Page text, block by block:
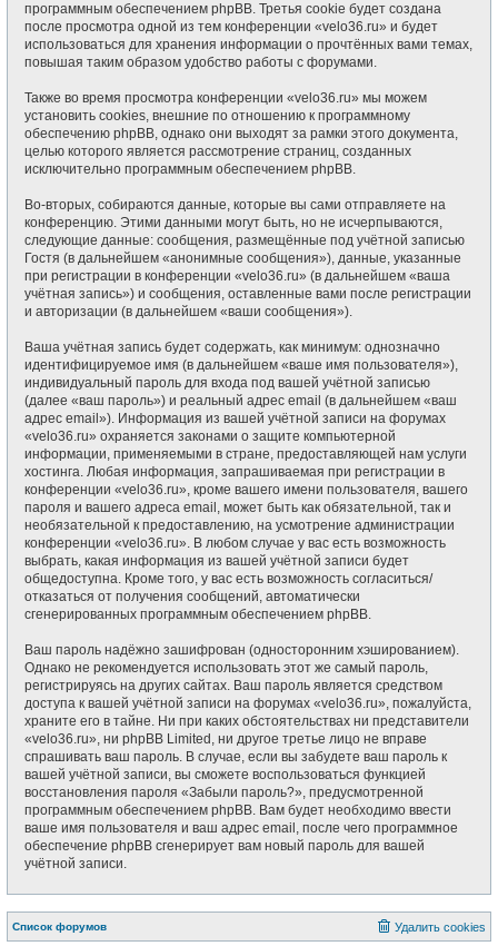
программным обеспечением phpBB. Третья cookie будет создана
после просмотра одной из тем конференции «velo36.ru» и будет
использоваться для хранения информации о прочтённых вами темах,
повышая таким образом удобство работы с форумами.
Также во время просмотра конференции «velo36.ru» мы можем
установить cookies, внешние по отношению к программному
обеспечению phpBB, однако они выходят за рамки этого документа,
целью которого является рассмотрение страниц, созданных
исключительно программным обеспечением phpBB.
Во-вторых, собираются данные, которые вы сами отправляете на
конференцию. Этими данными могут быть, но не исчерпываются,
следующие данные: сообщения, размещённые под учётной записью
Гостя (в дальнейшем «анонимные сообщения»), данные, указанные
при регистрации в конференции «velo36.ru» (в дальнейшем «ваша
учётная запись») и сообщения, оставленные вами после регистрации
и авторизации (в дальнейшем «ваши сообщения»).
Ваша учётная запись будет содержать, как минимум: однозначно
идентифицируемое имя (в дальнейшем «ваше имя пользователя»),
индивидуальный пароль для входа под вашей учётной записью
(далее «ваш пароль») и реальный адрес email (в дальнейшем «ваш
адрес email»). Информация из вашей учётной записи на форумах
«velo36.ru» охраняется законами о защите компьютерной
информации, применяемыми в стране, предоставляющей нам услуги
хостинга. Любая информация, запрашиваемая при регистрации в
конференции «velo36.ru», кроме вашего имени пользователя, вашего
пароля и вашего адреса email, может быть как обязательной, так и
необязательной к предоставлению, на усмотрение администрации
конференции «velo36.ru». В любом случае у вас есть возможность
выбрать, какая информация из вашей учётной записи будет
общедоступна. Кроме того, у вас есть возможность согласиться/
отказаться от получения сообщений, автоматически
сгенерированных программным обеспечением phpBB.
Ваш пароль надёжно зашифрован (односторонним хэшированием).
Однако не рекомендуется использовать этот же самый пароль,
регистрируясь на других сайтах. Ваш пароль является средством
доступа к вашей учётной записи на форумах «velo36.ru», пожалуйста,
храните его в тайне. Ни при каких обстоятельствах ни представители
«velo36.ru», ни phpBB Limited, ни другое третье лицо не вправе
спрашивать ваш пароль. В случае, если вы забудете ваш пароль к
вашей учётной записи, вы сможете воспользоваться функцией
восстановления пароля «Забыли пароль?», предусмотренной
программным обеспечением phpBB. Вам будет необходимо ввести
ваше имя пользователя и ваш адрес email, после чего программное
обеспечение phpBB сгенерирует вам новый пароль для вашей
учётной записи.
Список форумов Удалить cookies